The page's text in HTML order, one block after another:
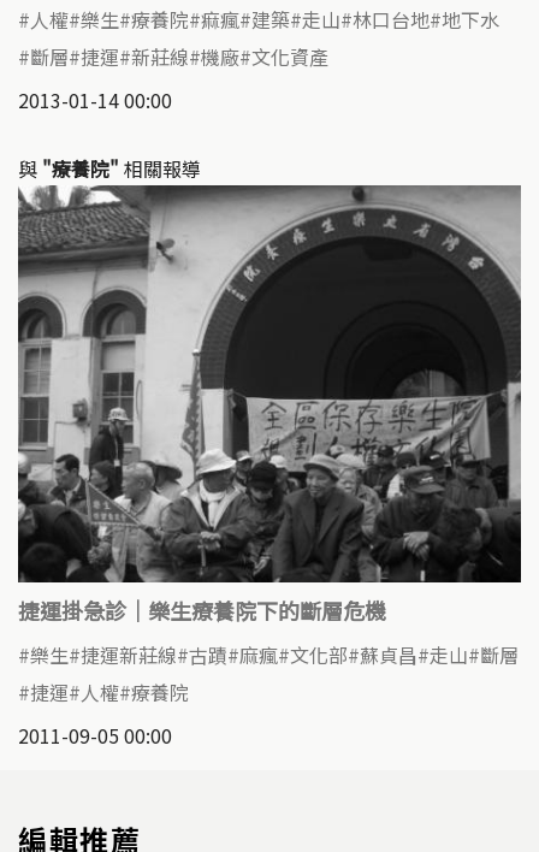
人權 樂生 療養院 痲瘋 建築 走山 林口台地 地下水
斷層 捷運 新莊線 機廠 文化資產
2013-01-14 00:00
與 "療養院" 相關報導
捷運掛急診｜樂生療養院下的斷層危機
樂生 捷運新莊線 古蹟 麻瘋 文化部 蘇貞昌 走山 斷層
捷運 人權 療養院
2011-09-05 00:00
編輯推薦